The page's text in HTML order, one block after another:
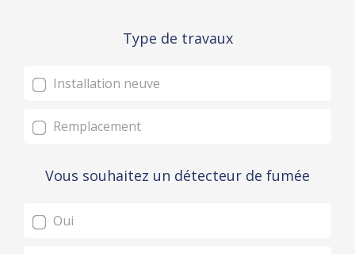
Type de travaux
Installation neuve
Remplacement
Vous souhaitez un détecteur de fumée
Oui